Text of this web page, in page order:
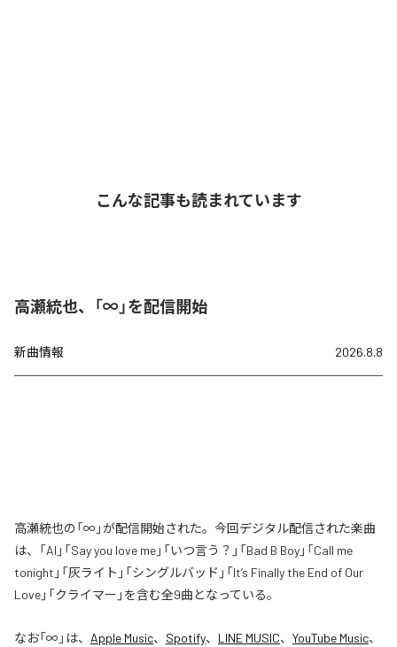
こんな記事も読まれています
高瀬統也、「∞」を配信開始
新曲情報 2026.8.8
高瀬統也の「∞」が配信開始された。今回デジタル配信された楽曲
は、「AI」「Say you love me」「いつ言う？」「Bad B Boy」「Call me
tonight」「灰ライト」「シングルバッド」「It’s Finally the End of Our
Love」「クライマー」を含む全9曲となっている。
なお「∞ 」は、 Apple Music、 Spotify、 LINE MUSIC、 YouTube Music、